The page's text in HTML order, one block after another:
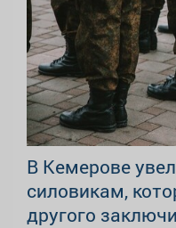
В Кемерове
силовикам,
другого